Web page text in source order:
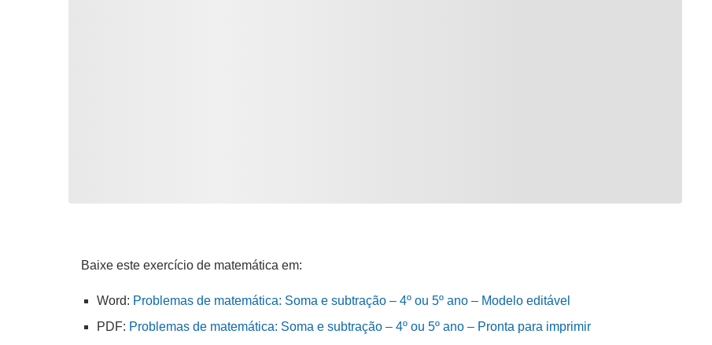
Baixe este exercício de matemática em:
Word: Problemas de matemática: Soma e subtração – 4º ou 5º ano – Modelo editável
PDF: Problemas de matemática: Soma e subtração – 4º ou 5º ano – Pronta para imprimir